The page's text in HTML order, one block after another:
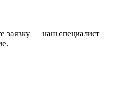
заявку — наш специалист